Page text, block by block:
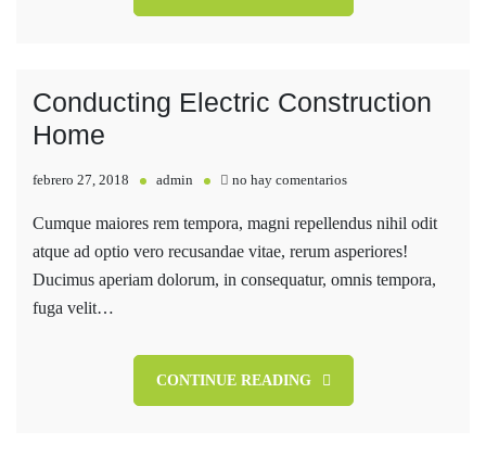
Conducting Electric Construction
Home
febrero 27, 2018 admin no hay comentariosen
Electric
Construction
Home
Cumque maiores rem tempora, magni repellendus nihil odit
atque ad optio vero recusandae vitae, rerum asperiores!
Ducimus aperiam dolorum, in consequatur, omnis tempora,
fuga velit…
CONTINUE READING